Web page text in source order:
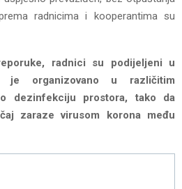
radnicima i kooperantima su
radnici su podijeljeni u
je organizovano u različitim
dezinfekciju prostora, tako da
zaraze virusom korona među